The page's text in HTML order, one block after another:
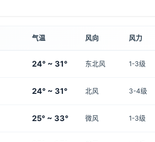
气温 风向 风力
24° ~ 31° 东北风 1-3级
24° ~ 31° 北风 3-4级
25° ~ 33° 微风 1-3级